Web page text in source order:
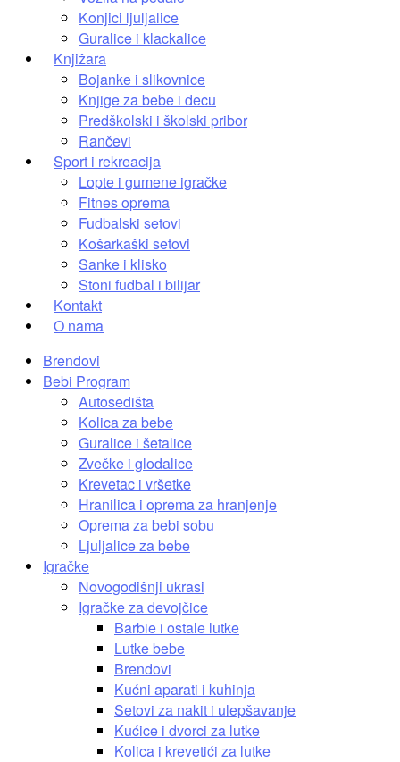
Konjici ljuljalice
Guralice i klackalice
Knjižara
Bojanke i slikovnice
Knjige za bebe i decu
Predškolski i školski pribor
Rančevi
Sport i rekreacija
Lopte i gumene igračke
Fitnes oprema
Fudbalski setovi
Košarkaški setovi
Sanke i klisko
Stoni fudbal i bilijar
Kontakt
O nama
Brendovi
Bebi Program
Autosedišta
Kolica za bebe
Guralice i šetalice
Zvečke i glodalice
Krevetac i vršetke
Hranilica i oprema za hranjenje
Oprema za bebi sobu
Ljuljalice za bebe
Igračke
Novogodišnji ukrasi
Igračke za devojčice
Barbie i ostale lutke
Lutke bebe
Brendovi
Kućni aparati i kuhinja
Setovi za nakit i ulepšavanje
Kućice i dvorci za lutke
Kolica i krevetići za lutke